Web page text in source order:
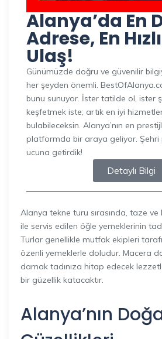
Alanya’da En
Adrese, En
Ulaş!
Günümüzde doğru ve güvenilir
her şeyden önemli.
bunu sunuyor. İster tatilde ol, ister
keşfetmek iste; artık en iyi
bulabileceksin. Alanya’nın en
platformda bir araya geliyor. Şehri
ucuna getirdik!
Detaylı Bilgi
Alanya tekne turu sırasında, taze
ile servis edilen öğle yemeklerinin
Turlar genellikle mutfak ekipleri
özenli yemeklerle doludur. Macera
damak tadınıza hitap edecek
bir güzellik katacaktır.
Alanya’nın